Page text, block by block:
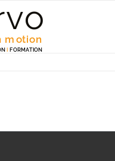
vo
motion
I FORMATION